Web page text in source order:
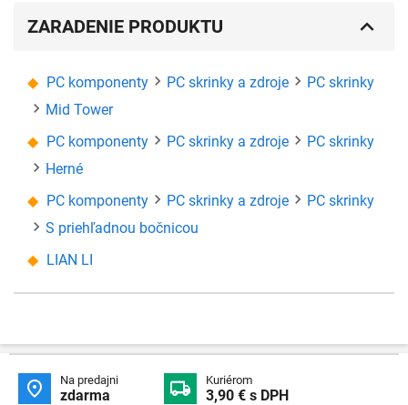
ZARADENIE PRODUKTU
PC komponenty PC skrinky a zdroje
PC skrinky
Mid Tower
PC komponenty
PC skrinky a zdroje
PC skrinky
Herné
PC komponenty
PC skrinky a zdroje
PC skrinky
S priehľadnou bočnicou
LIAN LI
 Na predajni
zdarma  Kuriérom
3,90 € s DPH